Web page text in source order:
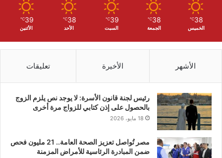
38
℃
الخميس
38
℃
الجمعة
39
℃
السبت
38
℃
الأحد
39
℃
الأثنين
الأشهر الأخيرة تعليقات
رئيس لجنة قانون الأسرة: لا يوجد نص يلزم الزوج
بالحصول على إذن كتابي للزواج مرة أخرى
18 مايو، 2026
مصر تُواصل تعزيز الصحة العامة.. 21 مليون فحص
ضمن المبادرة الرئاسية للأمراض المزمنة